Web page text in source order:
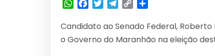
WhatsApp
Facebook
TwitterTelegram
Copy
Candidato ao Senado Federal,
o Governo do Maranhão na eleição